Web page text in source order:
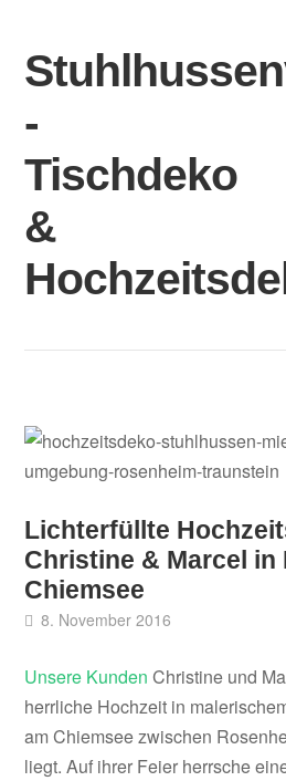
content
-
Tischdeko
&
Lichterfüllte
Christine & Marcel in
Chiemsee
8. November 2016
Unsere Kunden Christine und
herrliche Hochzeit in
am Chiemsee zwischen
liegt. Auf ihrer Feier herrsche